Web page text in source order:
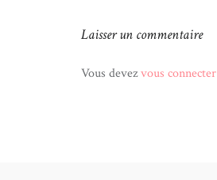
Laisser un commentaire
Vous devezvous connecter